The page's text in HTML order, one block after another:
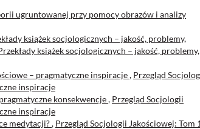
ugruntowanej przy pomocy obrazów i analizy
książek socjologicznych – jakość, problemy,
książek socjologicznych – jakość, problemy,
– pragmatyczne inspiracje, Przegląd
inspiracje
konsekwencje, Przegląd Socjologii
inspiracje
medytacji?, Przegląd Socjologii Jakościowej: Tom